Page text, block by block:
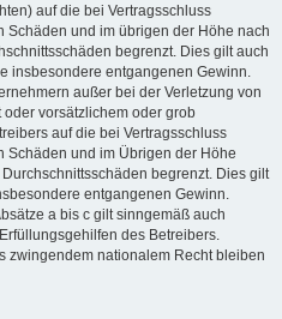
auf die bei Vertragsschluss
Schäden und im übrigen der Höhe nach
begrenzt. Dies gilt auch
insbesondere entgangenen Gewinn.
außer bei der Verletzung von
vorsätzlichem oder grob
auf die bei Vertragsschluss
Schäden und im Übrigen der Höhe
begrenzt. Dies gilt
entgangenen Gewinn.
a bis c gilt sinngemäß auch
des Betreibers.
zwingendem nationalem Recht bleiben